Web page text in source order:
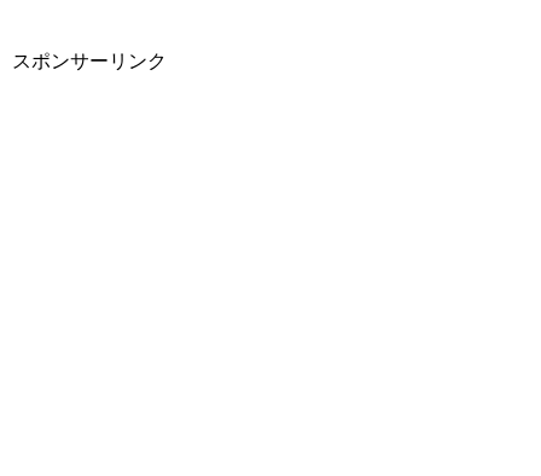
スポンサーリンク